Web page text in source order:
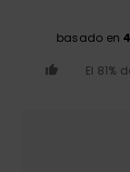
basado en
El 81%